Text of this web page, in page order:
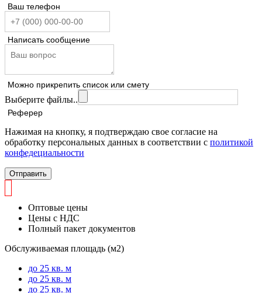
Ваш телефон
Написать сообщение
Можно прикрепить список или смету
Выберите файлы..
Реферер
Нажимая на кнопку, я подтверждаю свое согласие на
обработку персональных данных в соответствии с политикой
конфедециальности
Отправить
Оптовые цены
Цены с НДС
Полный пакет документов
Обслуживаемая площадь (м2)
до 25 кв. м
до 25 кв. м
до 25 кв. м